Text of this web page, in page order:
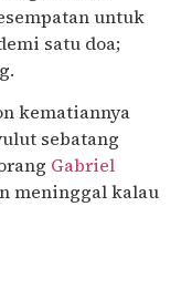
untuk
satu doa;
kematiannya
sebatang
Gabriel
meninggal kalau